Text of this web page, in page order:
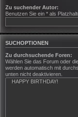
Zu suchender Autor:
Benutzen Sie ein * als
SUCHOPTIONEN
Zu durchsuchende Foren:
Wählen Sie das Forum oder
werden automatisch mit
unten nicht deaktivieren.